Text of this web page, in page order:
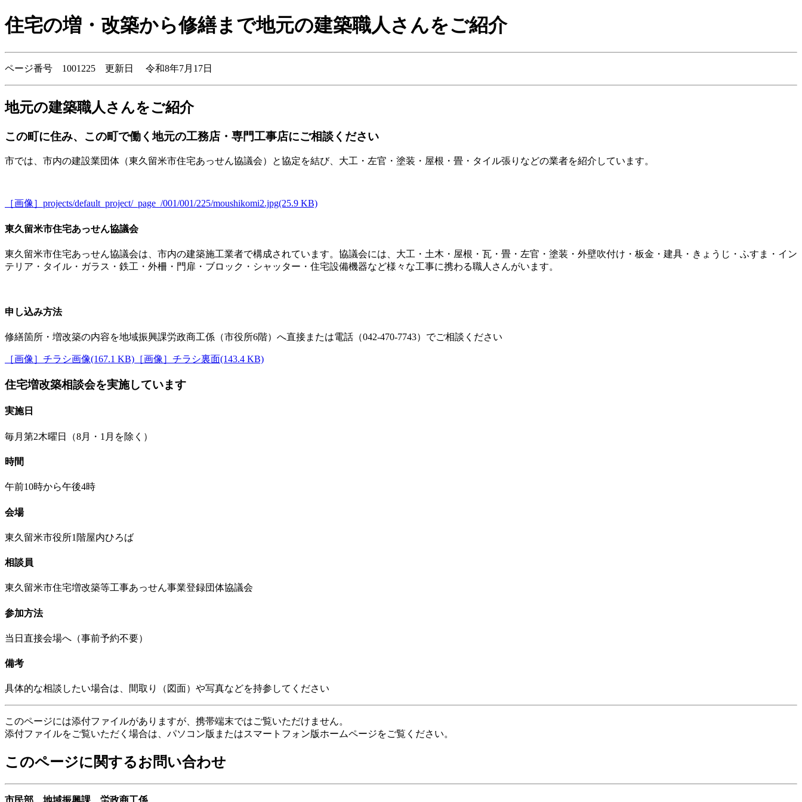
住宅の増・改築から修繕まで地元の建築職人さんをご紹介
ページ番号 1001225 更新日 令和8年7月17日
地元の建築職人さんをご紹介
この町に住み、この町で働く地元の工務店・専門工事店にご相談ください
市では、市内の建設業団体（東久留米市住宅あっせん協議会）と協定を結び、大工・左官・塗装・屋根・畳・タイル張りなどの業者を紹介しています。
［画像］projects/default_project/_page_/001/001/225/moushikomi2.jpg(25.9 KB)
東久留米市住宅あっせん協議会
東久留米市住宅あっせん協議会は、市内の建築施工業者で構成されています。協議会には、大工・土木・屋根・瓦・畳・左官・塗装・外壁吹付け・板金・建具・きょうじ・ふすま・イン
テリア・タイル・ガラス・鉄工・外柵・門扉・ブロック・シャッター・住宅設備機器など様々な工事に携わる職人さんがいます。
申し込み方法
修繕箇所・増改築の内容を地域振興課労政商工係（市役所6階）へ直接または電話（042-470-7743）でご相談ください
［画像］チラシ画像(167.1 KB) ［画像］チラシ裏面(143.4 KB)
住宅増改築相談会を実施しています
実施日
毎月第2木曜日（8月・1月を除く）
時間
午前10時から午後4時
会場
東久留米市役所1階屋内ひろば
相談員
東久留米市住宅増改築等工事あっせん事業登録団体協議会
参加方法
当日直接会場へ（事前予約不要）
備考
具体的な相談したい場合は、間取り（図面）や写真などを持参してください
このページには添付ファイルがありますが、携帯端末ではご覧いただけません。
添付ファイルをご覧いただく場合は、パソコン版またはスマートフォン版ホームページをご覧ください。
このページに関するお問い合わせ